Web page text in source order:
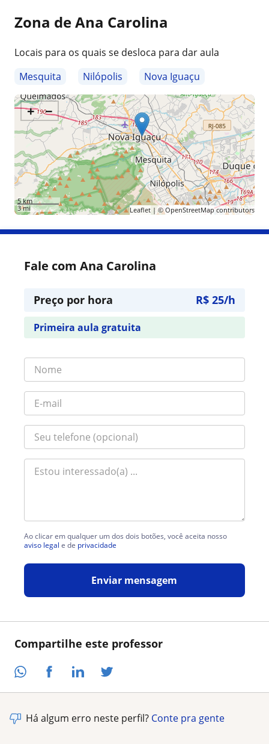
Compartilhe este professor
Zona de Ana Carolina
Locais para os quais se desloca para dar aula
Mesquita
Nilópolis Nova Iguaçu
+ −
5 km
3 mi
Leaflet| ©OpenStreetMapcontributors
Fale com Ana Carolina
Preço por hora R$ 25/h
Primeira aula gratuita
Ao clicar em qualquer um dos dois botões, você aceita nosso
aviso legal e de privacidade
Enviar mensagem
Há algum erro neste perfil? Conte pra gente